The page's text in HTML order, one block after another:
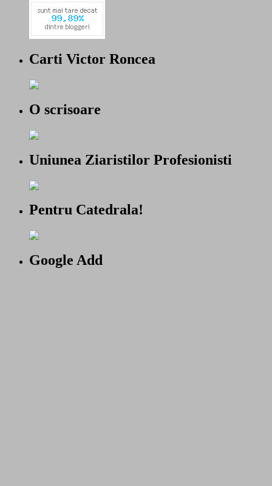
Carti Victor Roncea
O scrisoare
Uniunea Ziaristilor Profesionisti
Pentru Catedrala!
Google Add